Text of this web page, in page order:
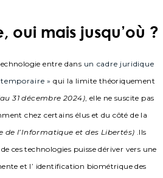
oui mais jusqu’où ?
entre dans un cadre juridique
» qui la limite théoriquement
31 décembre 2024), elle ne suscite pas
chez certains élus et du côté de la
de l’Informatique et des Libertés) .Ils
ces technologies puisse dériver vers une
et l’ identification biométrique des